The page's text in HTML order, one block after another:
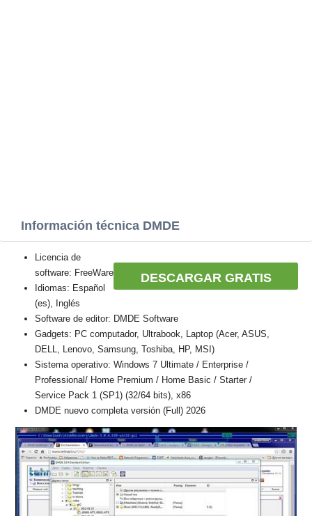
Información técnica DMDE
DESCARGAR GRATIS
Licencia de
software: FreeWare
Idiomas: Español
(es), Inglés
Software de editor: DMDE Software
Gadgets: PC computador, Ultrabook, Laptop (Acer, ASUS,
DELL, Lenovo, Samsung, Toshiba, HP, MSI)
Sistema operativo: Windows 7 Ultimate / Enterprise /
Professional/ Home Premium / Home Basic / Starter /
Service Pack 1 (SP1) (32/64 bits), x86
DMDE nuevo completa versión (Full) 2026